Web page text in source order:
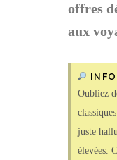
offres
aux
Oubliez
juste
élevées.